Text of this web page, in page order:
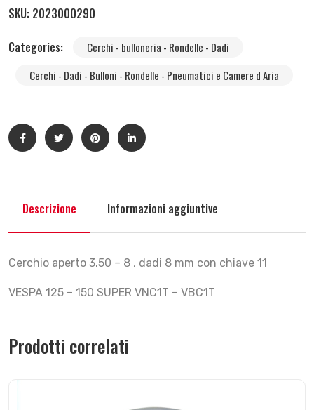
SKU: 2023000290
Categories:
Cerchi - bulloneria - Rondelle - Dadi
Cerchi - Dadi - Bulloni - Rondelle - Pneumatici e Camere d Aria
Descrizione Informazioni aggiuntive
Cerchio aperto 3.50 – 8 , dadi 8 mm con chiave 11
VESPA 125 – 150 SUPER VNC1T – VBC1T
Prodotti correlati